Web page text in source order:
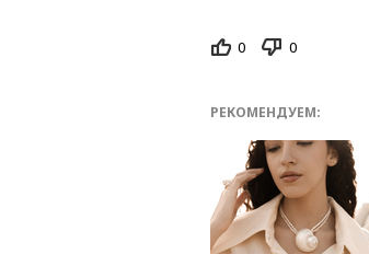
0 0
РЕКОМЕНДУЕМ: